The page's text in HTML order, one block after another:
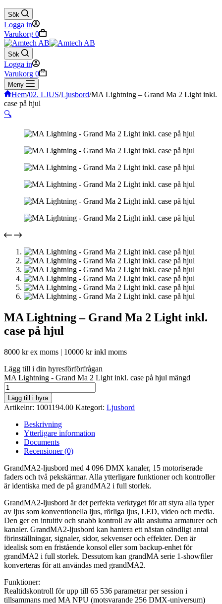
Sök
Logga in
Varukorg 0
Sök
Logga in
Varukorg 0
Meny
Hem/02. LJUS/Ljusbord/MA Lightning – Grand Ma 2 Light inkl.
case på hjul
🔍
MA Lightning – Grand Ma 2 Light inkl.
case på hjul
8000 krex moms | 10000 krinkl moms
Lägg till i din hyresförförfrågan
MA Lightning - Grand Ma 2 Light inkl. case på hjul mängd
Lägg till i hyra
Artikelnr: 1001194.00 Kategori: Ljusbord
Beskrivning
Ytterligare information
Documents
Recensioner (0)
GrandMA2-ljusbord med 4 096 DMX kanaler, 15 motoriserade
faders och två pekskärmar. Alla ytterligare funktioner och kontroller
är identiska med de på grandMA2 i full storlek.
GrandMA2-ljusbord är det perfekta verktyget för att styra alla typer
av ljus som konventionella ljus, rörliga ljus, LED, video och media.
Den ger en intuitiv och snabb kontroll av alla anslutna armaturer och
kanaler. GrandMA2-ljusbord kan hantera ett nästan oändligt antal
förinställningar, signaler, sidor, sekvenser och effekter. Den är
idealisk som en fristående konsol eller som backup-enhet för
grandMA2 i full storlek. Dessutom kan grandMA serie 1-showfiler
konverteras för att användas med grandMA2.
Funktioner:
Realtidskontroll för upp till 65 536 parametrar per session i
tillsammans med MA NPU (motsvarande 256 DMX-universum)